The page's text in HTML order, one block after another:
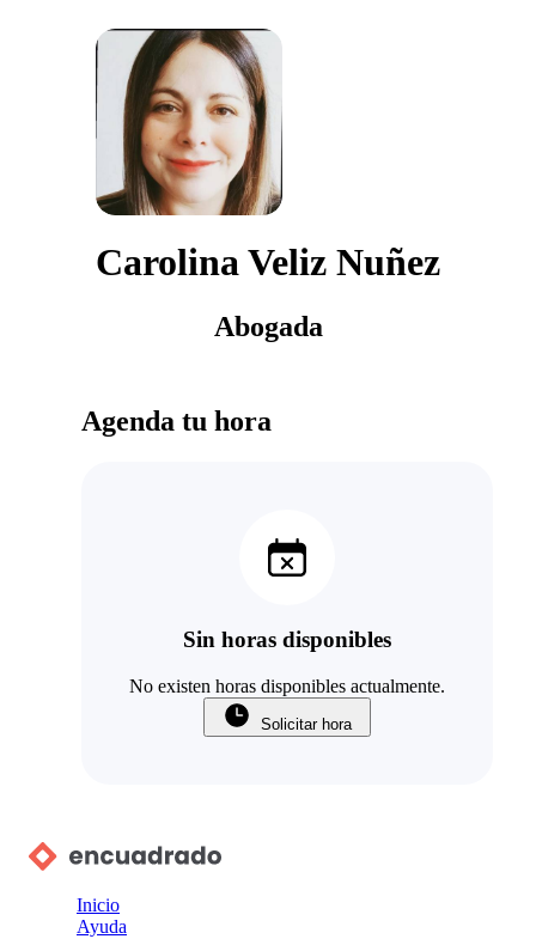
Carolina Veliz Nuñez
Abogada
Agenda tu hora
Sin horas disponibles
No existen horas disponibles actualmente.
Solicitar hora
Inicio
Ayuda